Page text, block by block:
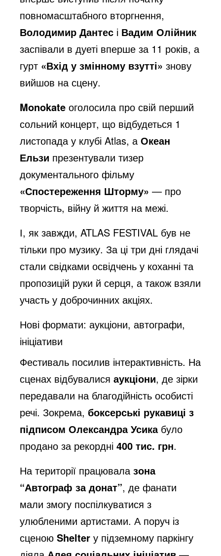
повномасштабного вторгнення,
Володимир Дантес і Вадим Олійник
заспівали в дуеті вперше за 11 років, а
гурт «Вхід у змінному взутті» знову
вийшов на сцену.
Monokate оголосила про свій перший
сольний концерт, що відбудеться 1
листопада у клубі Atlas, аОкеан
Ельзи презентували тизер
документального фільму
«Спостереження Шторму» — про
творчість, війну й життя на межі.
І, як завжди, ATLAS FESTIVAL був не
тільки про музику. За ці три дні глядачі
стали свідками освідчень у коханні та
пропозицій руки й серця, а також взяли
участь у доброчинних акціях.
Нові формати: аукціони, автографи,
ініціативи
Фестиваль посилив інтерактивність. На
сценах відбувалисяаукціони, де зірки
передавали на благодійність особисті
речі. Зокрема, боксерські рукавиці з
підписом Олександра Усикабуло
продано за рекордні400 тис. грн.
На території працювалазона
“Автограф за донат”, де фанати
мали змогу поспілкуватися з
улюбленими артистами. А поруч із
сценоюShelter у підземному паркінгу